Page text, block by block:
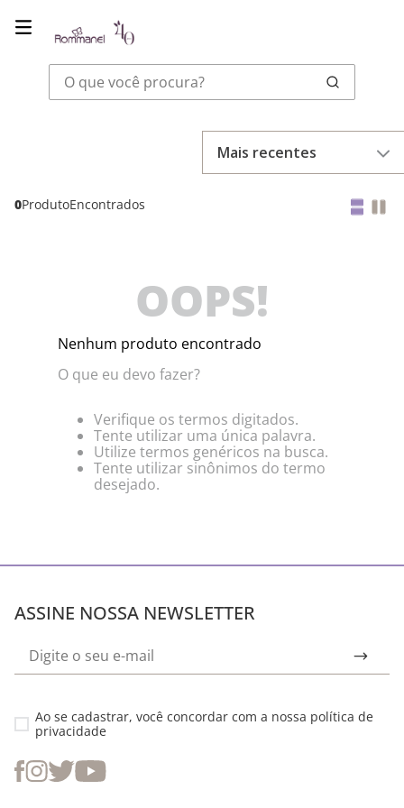
O que você procura?
Mais recentes
0Produto
OOPS!
Nenhum produto encontrado
O que eu devo fazer?
Verifique os termos digitados.
Tente utilizar uma única palavra.
Utilize termos genéricos na busca.
Tente utilizar sinônimos do termo
desejado.
ASSINE NOSSA NEWSLETTER
Ao se cadastrar, você concordar com a nossa política de
privacidade